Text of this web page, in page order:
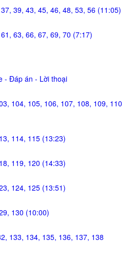
39, 43, 45, 46, 48, 53, 56 (11:05)
63, 66, 67, 69, 70 (7:17)
- Đáp án - Lời thoại
104, 105, 106, 107, 108, 109, 110
114, 115 (13:23)
119, 120 (14:33)
124, 125 (13:51)
130 (10:00)
133, 134, 135, 136, 137, 138